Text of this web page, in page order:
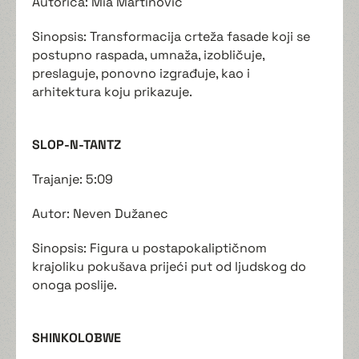
Sinopsis: Transformacija crteža fasade koji se
postupno raspada, umnaža, izobličuje,
preslaguje, ponovno izgrađuje, kao i
arhitektura koju prikazuje.
SLOP-N-TANTZ
Trajanje: 5:09
Autor: Neven Dužanec
Sinopsis: Figura u postapokaliptičnom
krajoliku pokušava prijeći put od ljudskog do
onoga poslije.
SHINKOLOBWE